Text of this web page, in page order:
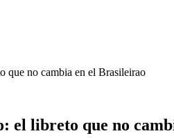
que no cambia en el Brasileirao
el libreto que no